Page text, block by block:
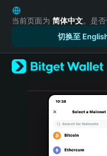
English
日本語
Русский
Español (Latinoamérica)
Türkçe
当前页面为 简体中文。是
切换至